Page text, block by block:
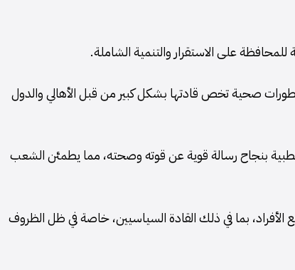
على الاستقرار والتنمية الشاملة.
صحية تخص قادتها بشكل كبير من قبل الأهالي والدول
بنجاح رسالة قوية عن قوته وصحته، مما يطمئن الشعب
بما في ذلك القادة السياسيين، خاصة في ظل الظروف